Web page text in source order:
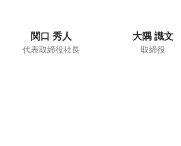
関口 秀人
代表取締役社長
大隅 識文
取締役